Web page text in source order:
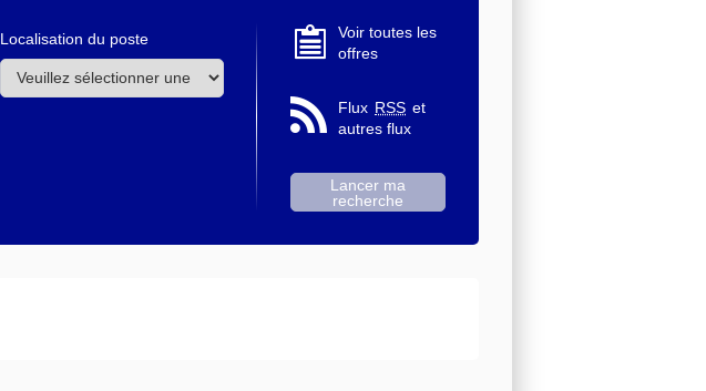
Localisation du poste
Voir toutes les
offres
Flux RSS et
autres flux